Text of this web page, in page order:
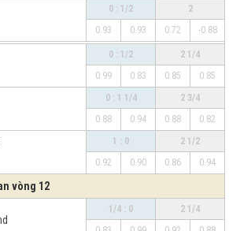
0 : 1/2
2
0.93
0.93 0.72 -0.88
x
0 : 1/2
2 1/4
0.99
0.83 0.85 0.85
0 : 1 1/4
2 3/4
0.88
0.94 0.88 0.82
1 : 0
2 1/2
0.92
0.90 0.86 0.94
vòng 12
1/4 : 0
2 1/4